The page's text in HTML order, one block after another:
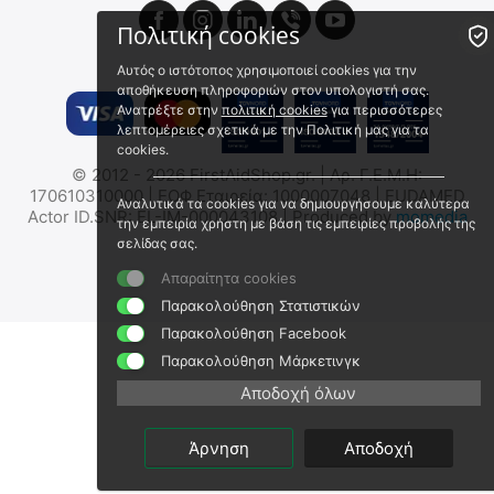
MIL-TEC Γιλέκο SoftShell
10708002-902
Άμεσα διαθέσιμο
Αποστολή εντός 24 ωρών
(χωρίς ΦΠΑ)
Elite Bags Γιλέκο Διασώστη
EB02.054
Άμεσα διαθέσιμο
€99.00
🖍
© 2012 - 2026 FirstAidShop.gr. | Αρ. Γ.Ε.Μ.Η:
170610310000 | ΕΟΦ Εταιρεία: 1000007048 | EUDAMED
Actor ID.SNR: EL-IM-000043108 | Produced bymomedia
Πολιτική cookies
Αυτός ο ιστότοπος χρησιμοποιεί cookies για την
αποθήκευση πληροφοριών στον υπολογιστή σας.
Ανατρέξτε στην πολιτική cookiesγια περισσότερες
λεπτομέρειες σχετικά με την Πολιτική μας για τα
cookies.
Αναλυτικά τα cookies για να δημιουργήσουμε καλύτερα
την εμπειρία χρήστη με βάση τις εμπειρίες προβολής της
σελίδας σας.
Απαραίτητα cookies
Παρακολούθηση Στατιστικών
Παρακολούθηση Facebook
Παρακολούθηση Μάρκετινγκ
Αποδοχή όλων
Άρνηση Αποδοχή